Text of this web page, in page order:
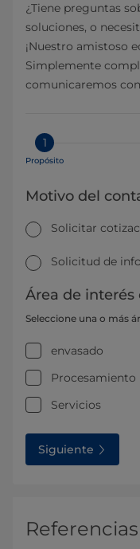
¿Tiene preguntas
soluciones, o
¡Nuestro amistoso
Simplemente
comunicaremos
1
Propósito
Motivo del
Solicitar
Solicitud de
Área de interés
Seleccione una o más
envasado
Procesamiento
Servicios
Siguiente
Referencias